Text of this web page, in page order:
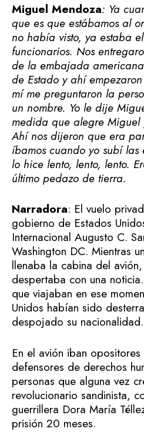
Miguel Mendoza: Ya
que es que estábamos al
no había visto, ya estaba
funcionarios. Nos
de la embajada
de Estado y ahí
mí me preguntaron la
un nombre. Yo le dije
medida que alegre Miguel
Ahí nos dijeron que era
íbamos cuando yo subí
lo hice lento, lento, lento.
último pedazo de tierra.
Narradora: El vuelo
gobierno de Estados
Internacional Augusto C.
Washington DC. Mientras
llenaba la cabina del
despertaba con una
que viajaban en ese
Unidos habían sido
despojado su nacionalidad.
En el avión iban
defensores de derechos
personas que alguna vez
revolucionario sandinista,
guerrillera Dora María
prisión 20 meses.